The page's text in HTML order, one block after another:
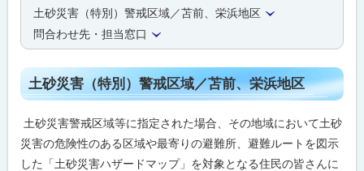
土砂災害（特別）警戒区域／苫前、栄浜地区
問合わせ先・担当窓口
土砂災害（特別）警戒区域／苫前、栄浜地区
土砂災害警戒区域等に指定された場合、その地域において土砂
災害の危険性のある区域や最寄りの避難所、避難ルートを図示
した「土砂災害ハザードマップ」を対象となる住民の皆さんに